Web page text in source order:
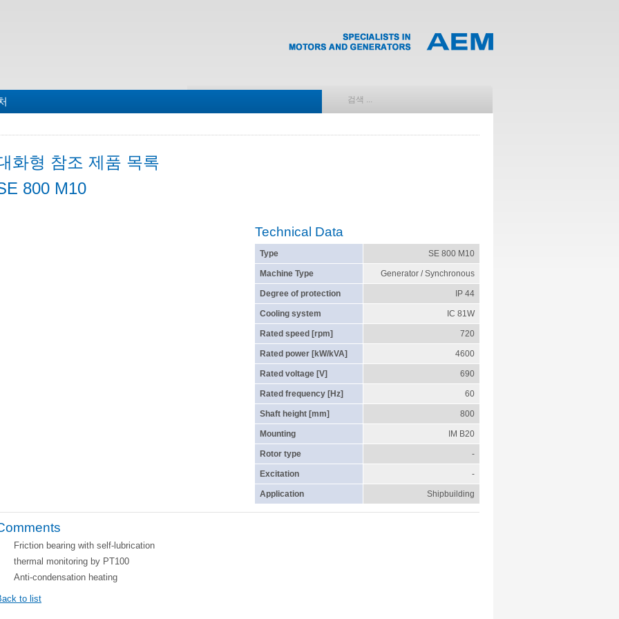
화형 참조 제품 목록
800 M10
Technical Data
Type SE 800 M10
Machine Type Generator / Synchronous
Degree of protection IP 44
Cooling system IC 81W
Rated speed [rpm] 720
Rated power [kW/kVA] 4600
Rated voltage [V] 690
Rated frequency [Hz] 60
Shaft height [mm] 800
Mounting IM B20
Rotor type -
Excitation -
Application Shipbuilding
Friction bearing with self-lubrication
thermal monitoring by PT100
Anti-condensation heating
to list